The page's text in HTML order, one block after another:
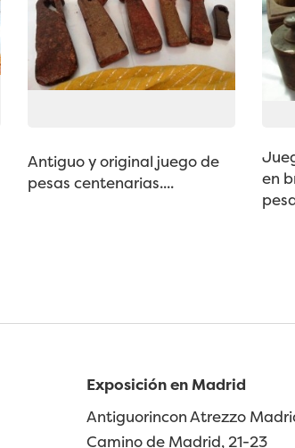
Antiguo y original juego de
pesas centenarias....
en
Exposición en Madrid
Antiguorincon Atrezzo
Camino de Madrid, 21-23